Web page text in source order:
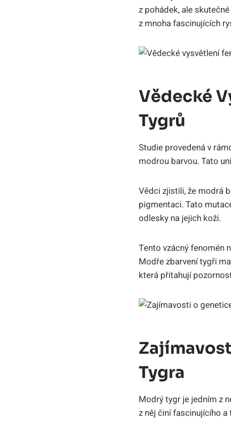
z pohádek, ale
z mnoha fascinujících
Vědecké
Tygrů
Studie provedená v
modrou barvou. Tato
Vědci zjistili, že modrá
pigmentaci. Tato
odlesky na jejich koži.
Tento vzácný fenomén
Modře zbarvení tygři
která přitahují
Tygra
Modrý tygr je jedním z
z něj činí fascinujícího